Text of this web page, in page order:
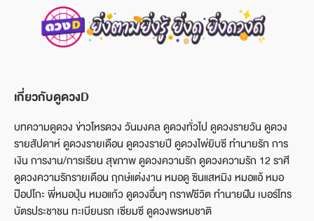
เกี่ยวกับดูดวงD
บทความดูดวง ข่าวโหรดวง วันมงคล ดูดวงทั่วไป ดูดวงรายวัน ดูดวง
รายสัปดาห์ ดูดวงรายเดือน ดูดวงรายปี ดูดวงไพ่ยิบซี ทำนายรัก การ
เงิน การงาน/การเรียน สุขภาพ ดูดวงความรัก ดูดวงความรัก 12 ราศี
ดูดวงความรักรายเดือน ฤกษ์แต่งงาน หมอดู ซินแสหมิง หมอแอ้ หมอ
ป๊อปโกะ พี่หมอปุ่น หมอแก้ว ดูดวงอื่นๆ กราฟชีวิต ทำนายฝัน เบอร์โทร
บัตรประชาชน ทะเบียนรถ เซียมซี ดูดวงพรหมชาติ